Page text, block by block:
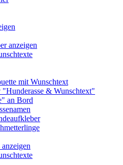
anzeigen
mit Wunschtext
"Hunderasse & Wunschtext"
an Bord